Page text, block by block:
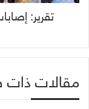
تقرير:
مقالات